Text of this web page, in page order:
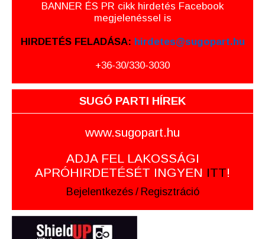
BANNER ÉS PR cikk hirdetés Facebook
megjelenéssel is
HIRDETÉS FELADÁSA: hirdetes@sugopart.hu
+36-30/330-3030
SUGÓ PARTI HÍREK
www.sugopart.hu
ADJA FEL LAKOSSÁGI
APRÓHIRDETÉSÉT INGYEN ITT!
Bejelentkezés / Regisztráció